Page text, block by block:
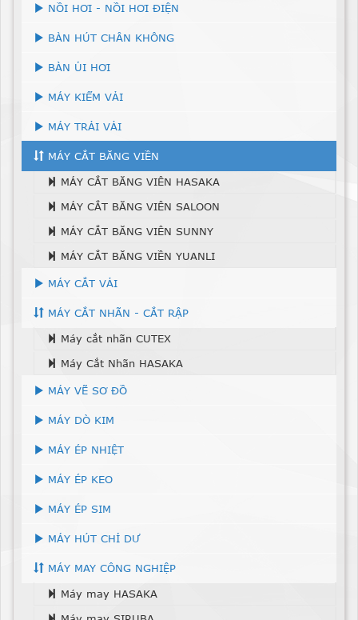
NỒI HƠI - NỒI HƠI ĐIỆN
BÀN HÚT CHÂN KHÔNG
BÀN ỦI HƠI
MÁY KIỂM VẢI
MÁY TRẢI VẢI
MÁY CẮT BĂNG VIỀN
MÁY CẮT BĂNG VIÊN HASAKA
MÁY CẮT BĂNG VIÊN SALOON
MÁY CẮT BĂNG VIÊN SUNNY
MÁY CẮT BĂNG VIỀN YUANLI
MÁY CẮT VẢI
MÁY CẮT NHÃN - CẮT RẬP
Máy cắt nhãn CUTEX
Máy Cắt Nhãn HASAKA
MÁY VẼ SƠ ĐỒ
MÁY DÒ KIM
MÁY ÉP NHIỆT
MÁY ÉP KEO
MÁY ÉP SIM
MÁY HÚT CHỈ DƯ
MÁY MAY CÔNG NGHIỆP
Máy may HASAKA